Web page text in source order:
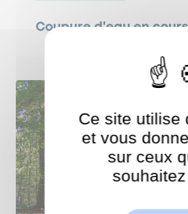
Coupure d'eau en cours
ShareThis est
Ce site utilise
et vous
sur ceux